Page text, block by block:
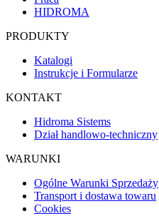
HIDROMA
PRODUKTY
Katalogi
Instrukcje i Formularze
KONTAKT
Hidroma Sistems
Dział handlowo-techniczny
WARUNKI
Ogólne Warunki Sprzedaży
Transport i dostawa towaru
Cookies